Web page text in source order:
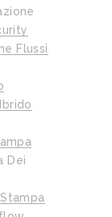
Flussi
Dei
Stampa